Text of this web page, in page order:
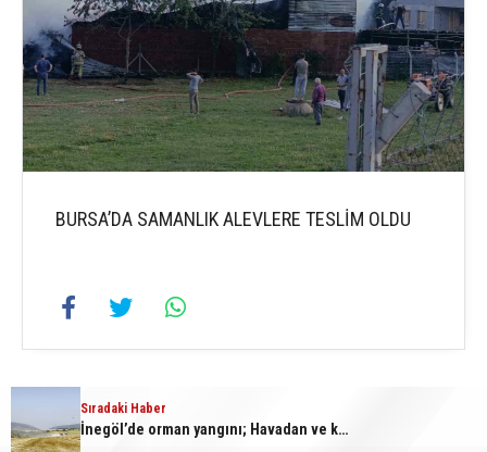
BURSA’DA SAMANLIK ALEVLERE TESLİM OLDU
Sıradaki Haber
İnegöl’de orman yangını; Havadan ve karadan müdahale başlatıldı